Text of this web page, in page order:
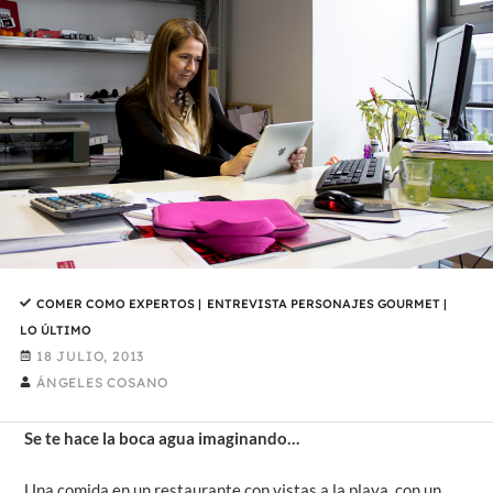
COMER COMO EXPERTOS| ENTREVISTA PERSONAJES GOURMET|
LO ÚLTIMO
18 JULIO, 2013
ÁNGELES COSANO
Se te hace la boca agua imaginando…